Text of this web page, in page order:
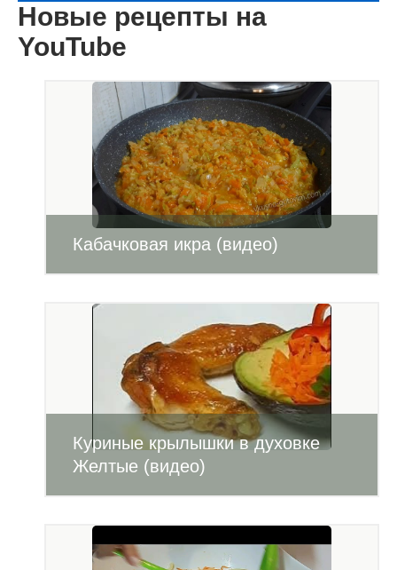
Новые рецепты на
YouTube
Кабачковая икра (видео)
Куриные крылышки в духовке
Желтые (видео)